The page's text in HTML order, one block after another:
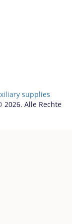
supplies
2026. Alle Rechte